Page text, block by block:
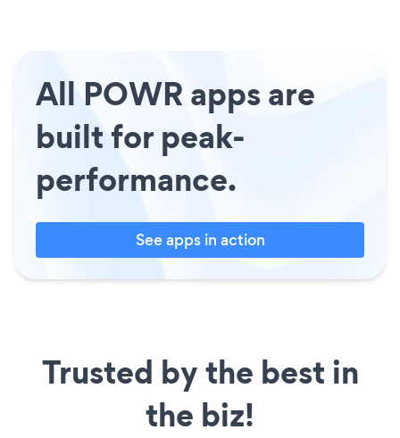
All POWR apps are
built for peak-
performance.
See apps in action
Trusted by the best in
the biz!